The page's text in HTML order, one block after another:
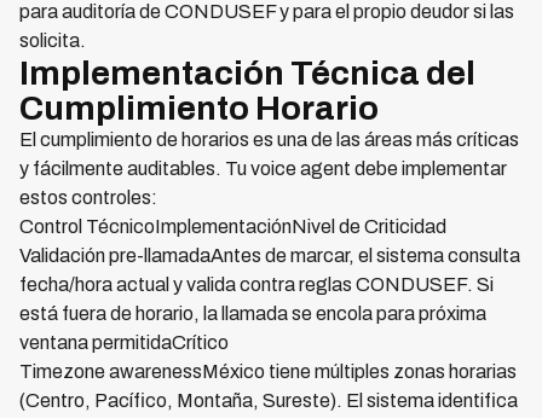
para auditoría de CONDUSEF y para el propio deudor si las
solicita.
Implementación Técnica del
Cumplimiento Horario
El cumplimiento de horarios es una de las áreas más críticas
y fácilmente auditables. Tu voice agent debe implementar
estos controles:
Control TécnicoImplementaciónNivel de Criticidad
Validación pre-llamadaAntes de marcar, el sistema consulta
fecha/hora actual y valida contra reglas CONDUSEF. Si
está fuera de horario, la llamada se encola para próxima
ventana permitidaCrítico
Timezone awarenessMéxico tiene múltiples zonas horarias
(Centro, Pacífico, Montaña, Sureste). El sistema identifica